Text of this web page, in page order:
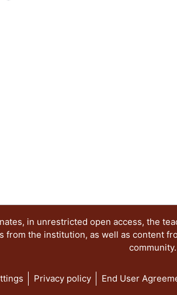
apuntaló la lucha
lugar, al
movimiento
in unrestricted open access, the
from the institution, as well as content
community.
Privacy policy End User